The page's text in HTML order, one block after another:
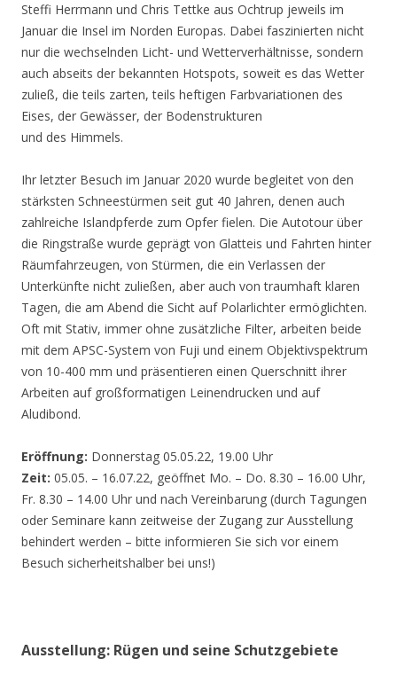
Steffi Herrmann und Chris Tettke aus Ochtrup jeweils im
Januar die Insel im Norden Europas. Dabei faszinierten nicht
nur die wechselnden Licht- und Wetterverhältnisse, sondern
auch abseits der bekannten Hotspots, soweit es das Wetter
zuließ, die teils zarten, teils heftigen Farbvariationen des
Eises, der Gewässer, der Bodenstrukturen
und des Himmels.
Ihr letzter Besuch im Januar 2020 wurde begleitet von den
stärksten Schneestürmen seit gut 40 Jahren, denen auch
zahlreiche Islandpferde zum Opfer fielen. Die Autotour über
die Ringstraße wurde geprägt von Glatteis und Fahrten hinter
Räumfahrzeugen, von Stürmen, die ein Verlassen der
Unterkünfte nicht zuließen, aber auch von traumhaft klaren
Tagen, die am Abend die Sicht auf Polarlichter ermöglichten.
Oft mit Stativ, immer ohne zusätzliche Filter, arbeiten beide
mit dem APSC-System von Fuji und einem Objektivspektrum
von 10-400 mm und präsentieren einen Querschnitt ihrer
Arbeiten auf großformatigen Leinendrucken und auf
Aludibond.
Eröffnung: Donnerstag 05.05.22, 19.00 Uhr
Zeit: 05.05. – 16.07.22, geöffnet Mo. – Do. 8.30 – 16.00 Uhr,
Fr. 8.30 – 14.00 Uhr und nach Vereinbarung (durch Tagungen
oder Seminare kann zeitweise der Zugang zur Ausstellung
behindert werden – bitte informieren Sie sich vor einem
Besuch sicherheitshalber bei uns!)
Ausstellung: Rügen und seine Schutzgebiete